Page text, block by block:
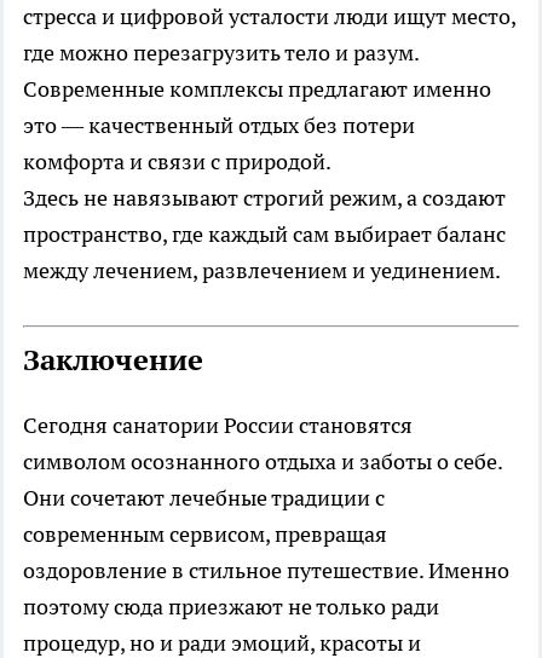
стресса и цифровой усталости люди ищут место,
где можно перезагрузить тело и разум.
Современные комплексы предлагают именно
это — качественный отдых без потери
комфорта и связи с природой.
Здесь не навязывают строгий режим, а создают
пространство, где каждый сам выбирает баланс
между лечением, развлечением и уединением.
Заключение
Сегодня санатории России становятся
символом осознанного отдыха и заботы о себе.
Они сочетают лечебные традиции с
современным сервисом, превращая
оздоровление в стильное путешествие. Именно
поэтому сюда приезжают не только ради
процедур, но и ради эмоций, красоты и